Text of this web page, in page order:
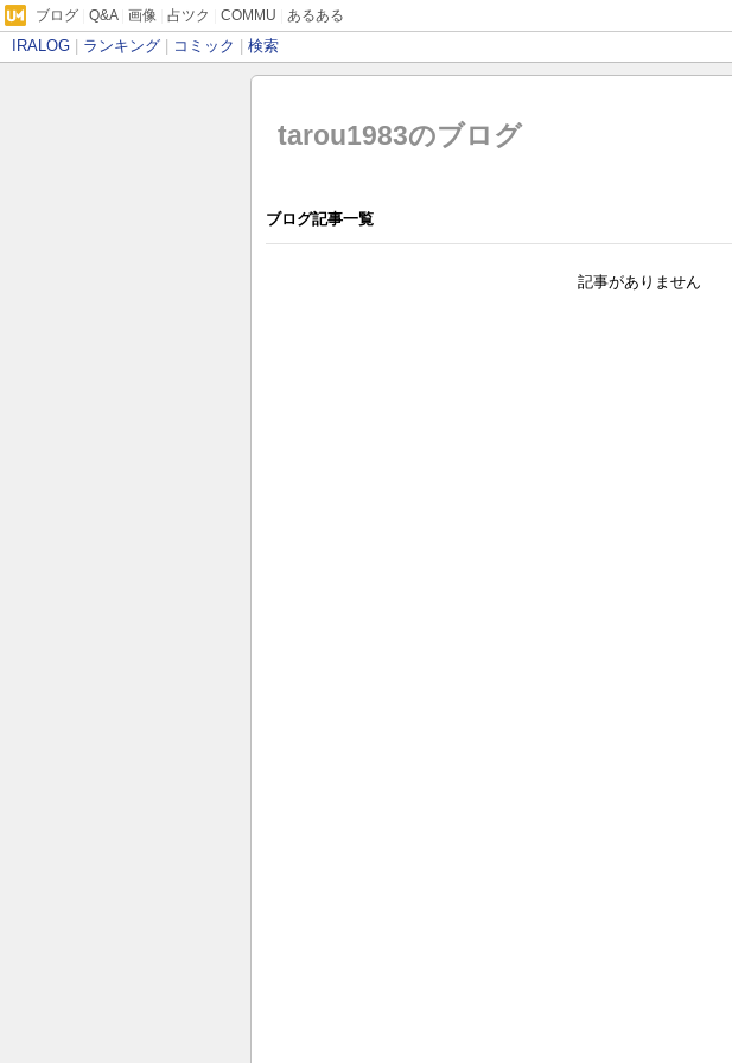
ブログ Q&A| 画像 占ツク COMMU あるある
IRALOG ランキング コミック 検索
tarou1983のブログ
ブログ記事一覧
記事がありません